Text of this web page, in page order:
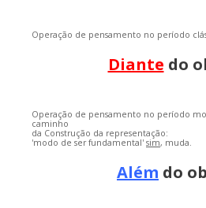
Operação de pensamento no período
Diante do
Operação de pensamento no período
caminho
da Construção da representação:
'modo de ser fundamental' sim, muda.
Além do